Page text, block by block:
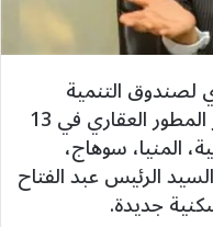
لصندوق التنمية
الحضرية، إن الصندوق يلعب دور المطور العقاري في 13
المنيا، سوهاج،
الرئيس عبد الفتاح